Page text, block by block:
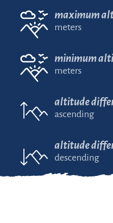
maximum
meters
minimum
meters
altitude
ascending
altitude
descending